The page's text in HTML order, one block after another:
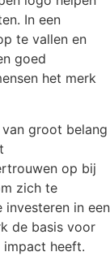
In een
te vallen en
goed
het merk
groot belang
op bij
zich te
in een
de basis voor
heeft.